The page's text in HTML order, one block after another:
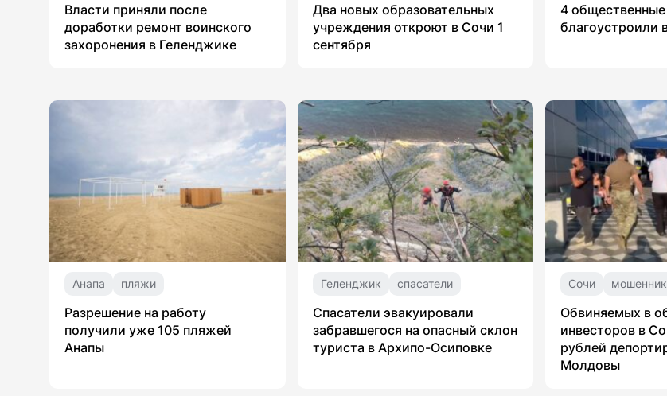
Власти приняли после
доработки ремонт воинского
захоронения в Геленджике
Два новых образовательных
учреждения откроют в Сочи 1
сентября
4
благоустроили
Анапа пляжи
Разрешение на работу
получили уже 105 пляжей
Анапы
Геленджик спасатели
Спасатели эвакуировали
забравшегося на опасный склон
туриста в Архипо-Осиповке
Сочи
Обвиняемых в
инвесторов в
рублей
Молдовы